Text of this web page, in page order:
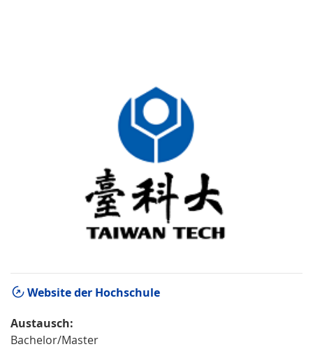
Website der Hochschule
Austausch:
Bachelor/Master